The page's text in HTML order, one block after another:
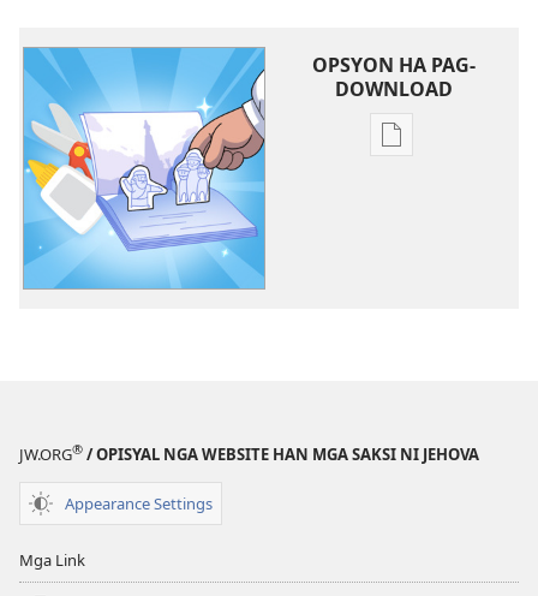
OPSYON HA PAG-
DOWNLOAD
Opsyon
ha
Jehova
JW.ORG® / OPISYAL NGA WEBSITE HAN MGA SAKSI NI JEHOVA
Appearance Settings
Mga Link